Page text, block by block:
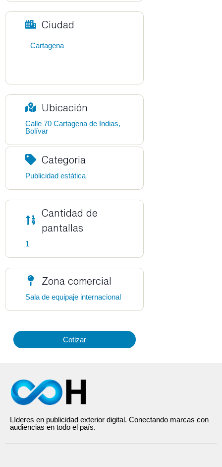
Ciudad
Cartagena
Ubicación
Calle 70 Cartagena de Indias,
Bolívar
Categoria
Publicidad estática
Cantidad de
pantallas
1
Zona comercial
Sala de equipaje internacional
Cotizar
Líderes en publicidad exterior digital. Conectando marcas con
audiencias en todo el país.